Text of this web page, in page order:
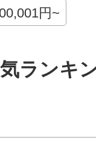
円~
ランキ